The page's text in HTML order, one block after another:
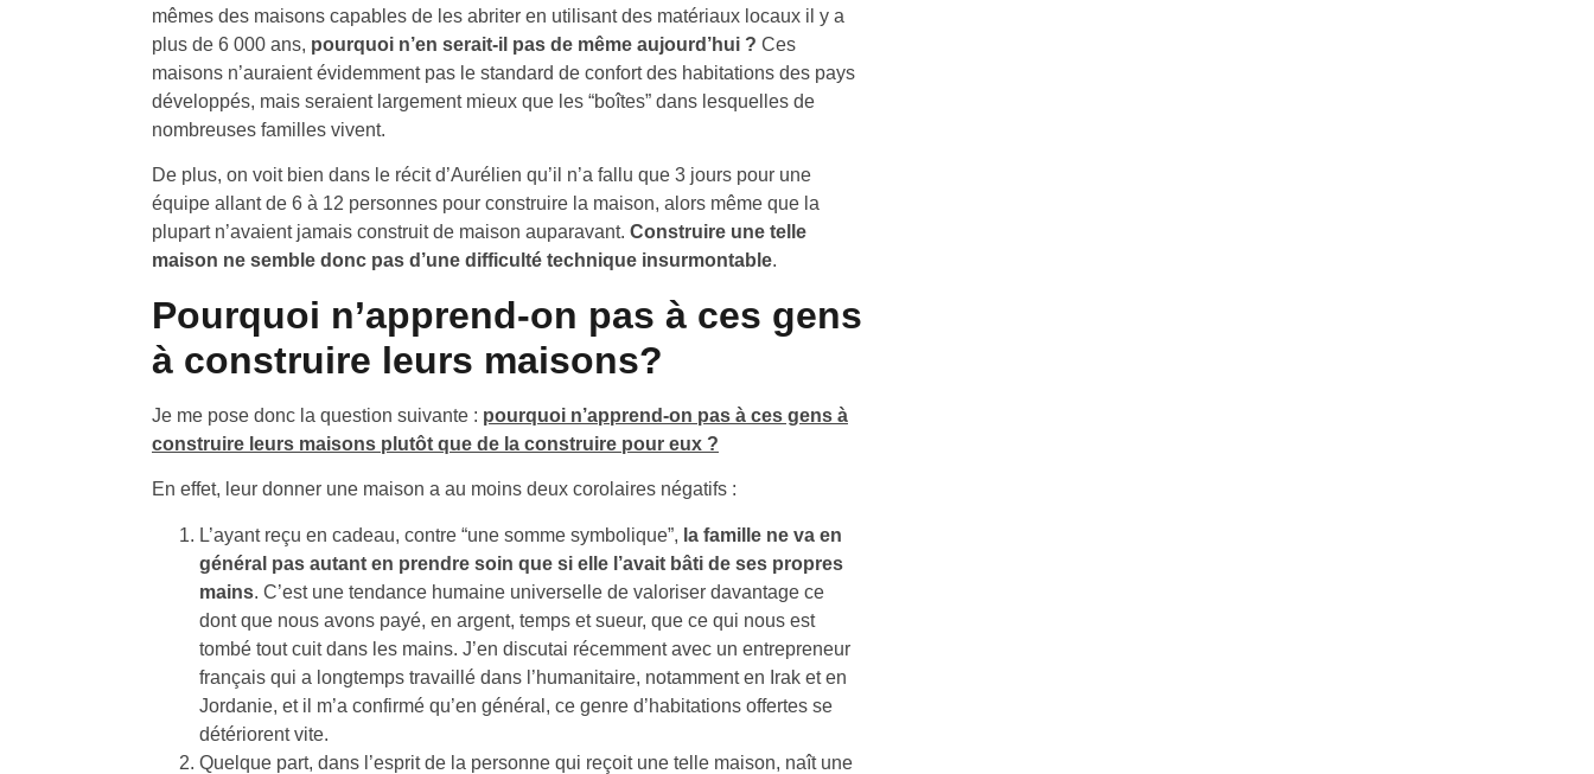
mêmes des maisons capables de les abriter en utilisant des matériaux locaux il y a
plus de 6 000 ans, pourquoi n’en serait-il pas de même aujourd’hui ? Ces
maisons n’auraient évidemment pas le standard de confort des habitations des pays
développés, mais seraient largement mieux que les “boîtes” dans lesquelles de
nombreuses familles vivent.
De plus, on voit bien dans le récit d’Aurélien qu’il n’a fallu que 3 jours pour une
équipe allant de 6 à 12 personnes pour construire la maison, alors même que la
plupart n’avaient jamais construit de maison auparavant. Construire une telle
maison ne semble donc pas d’une difficulté technique insurmontable.
Pourquoi n’apprend-on pas à ces gens
à construire leurs maisons?
Je me pose donc la question suivante : pourquoi n’apprend-on pas à ces gens à
construire leurs maisons plutôt que de la construire pour eux ?
En effet, leur donner une maison a au moins deux corolaires négatifs :
L’ayant reçu en cadeau, contre “une somme symbolique”, la famille ne va en
général pas autant en prendre soin que si elle l’avait bâti de ses propres
mains. C’est une tendance humaine universelle de valoriser davantage ce
dont que nous avons payé, en argent, temps et sueur, que ce qui nous est
tombé tout cuit dans les mains. J’en discutai récemment avec un entrepreneur
français qui a longtemps travaillé dans l’humanitaire, notamment en Irak et en
Jordanie, et il m’a confirmé qu’en général, ce genre d’habitations offertes se
détériorent vite.
Quelque part, dans l’esprit de la personne qui reçoit une telle maison, naît une